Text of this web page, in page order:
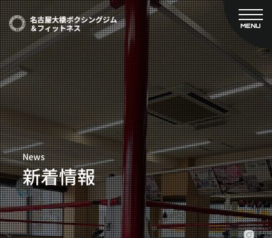
MENU
CLOSE
TOP
新着情報
ご予約
プライベートコース予約
レンタルスタジオ予約
名古屋大橋ボクシングジムについて
大橋弘政プロフィール
スタッフ紹介
料金案内
設備紹介
アクセス
営業時間
トレーナー募集
スポンサー募集
大会チケット購入
News
新着情報